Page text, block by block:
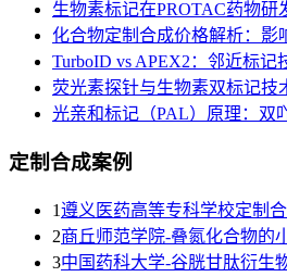
生物素标记在PROTAC药物研
化合物定制合成价格解析：影
TurboID vs APEX2：邻近标记
荧光素探针与生物素双标记技
光亲和标记（PAL）原理：双
定制合成案例
1遵义医药高等专科学校定制
2商丘师范学院-叠氮化合物的
3中国药科大学-谷胱甘肽衍生